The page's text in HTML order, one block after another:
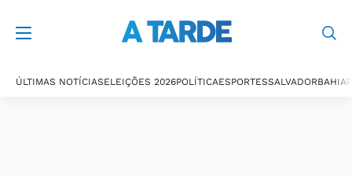
ÚLTIMAS NOTÍCIASELEIÇÕES 2026POLÍTICAESPORTESSALVADORBAHIA